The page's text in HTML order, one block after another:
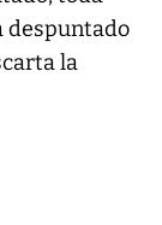
despuntado
la